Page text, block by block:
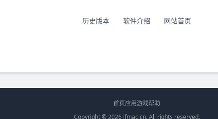
历史版本 软件介绍 网站首页
首页应用游戏帮助
Copyright © 2026 ifmac.cn. All rights reserved.